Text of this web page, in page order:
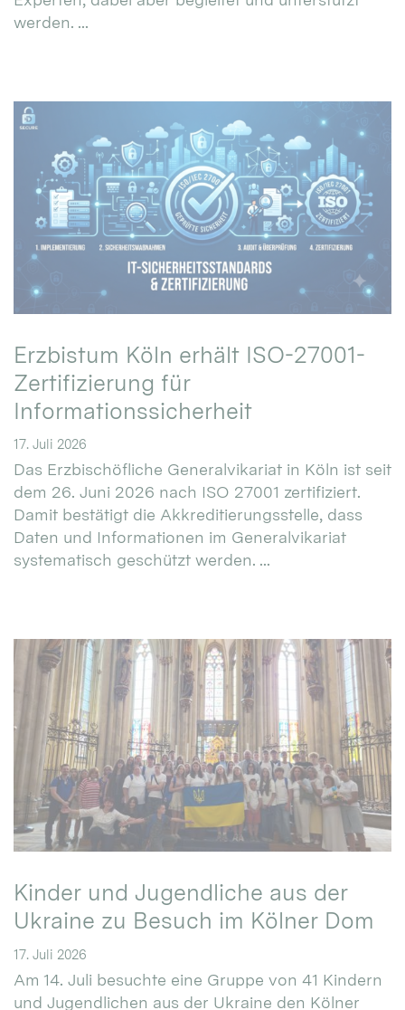
werden. ...
Erzbistum Köln erhält ISO-27001-
Zertifizierung für
Informationssicherheit
17. Juli 2026
Das Erzbischöfliche Generalvikariat in Köln ist seit
dem 26. Juni 2026 nach ISO 27001 zertifiziert.
Damit bestätigt die Akkreditierungsstelle, dass
Daten und Informationen im Generalvikariat
systematisch geschützt werden. ...
Kinder und Jugendliche aus der
Ukraine zu Besuch im Kölner Dom
17. Juli 2026
Am 14. Juli besuchte eine Gruppe von 41 Kindern
und Jugendlichen aus der Ukraine den Kölner